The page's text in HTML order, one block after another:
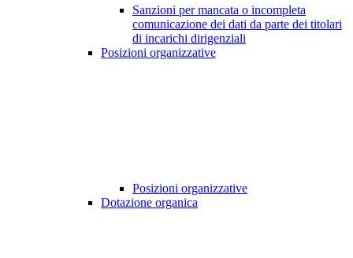
Sanzioni per mancata o incompleta
comunicazione dei dati da parte dei titolari
di incarichi dirigenziali
Posizioni organizzative
Posizioni organizzative
Dotazione organica